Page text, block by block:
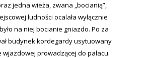
jedna wieża, zwana „bocianią”,
ludności ocalała wyłącznie
na niej bocianie gniazdo. Po za
budynek kordegardy usytuowany
prowadzącej do pałacu.